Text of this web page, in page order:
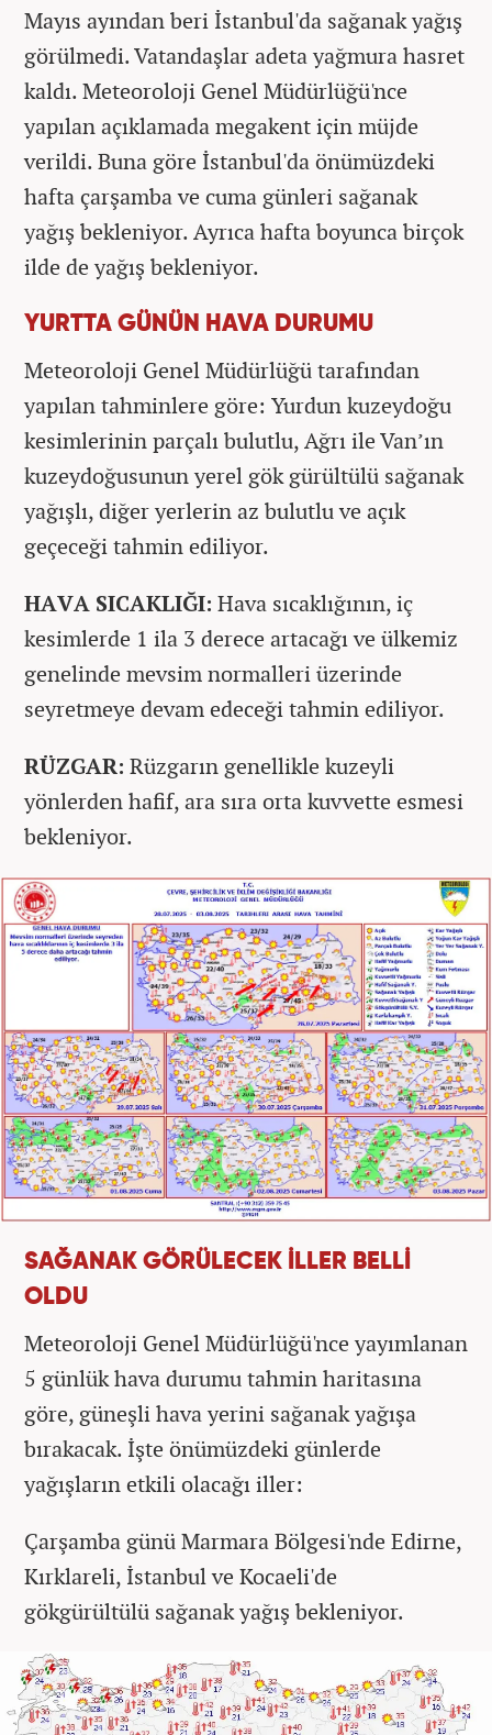
Mayıs ayından beri İstanbul'da sağanak yağış
görülmedi. Vatandaşlar adeta yağmura hasret
kaldı. Meteoroloji Genel Müdürlüğü'nce
yapılan açıklamada megakent için müjde
verildi. Buna göre İstanbul'da önümüzdeki
hafta çarşamba ve cuma günleri sağanak
yağış bekleniyor. Ayrıca hafta boyunca birçok
ilde de yağış bekleniyor.
YURTTA GÜNÜN HAVA DURUMU
Meteoroloji Genel Müdürlüğü tarafından
yapılan tahminlere göre: Yurdun kuzeydoğu
kesimlerinin parçalı bulutlu, Ağrı ile Van’ın
kuzeydoğusunun yerel gök gürültülü sağanak
yağışlı, diğer yerlerin az bulutlu ve açık
geçeceği tahmin ediliyor.
HAVA SICAKLIĞI: Hava sıcaklığının, iç
kesimlerde 1 ila 3 derece artacağı ve ülkemiz
genelinde mevsim normalleri üzerinde
seyretmeye devam edeceği tahmin ediliyor.
RÜZGAR: Rüzgarın genellikle kuzeyli
yönlerden hafif, ara sıra orta kuvvette esmesi
bekleniyor.
SAĞANAK GÖRÜLECEK İLLER BELLİ
OLDU
Meteoroloji Genel Müdürlüğü'nce yayımlanan
5 günlük hava durumu tahmin haritasına
göre, güneşli hava yerini sağanak yağışa
bırakacak. İşte önümüzdeki günlerde
yağışların etkili olacağı iller:
Çarşamba günü Marmara Bölgesi'nde Edirne,
Kırklareli, İstanbul ve Kocaeli'de
gökgürültülü sağanak yağış bekleniyor.